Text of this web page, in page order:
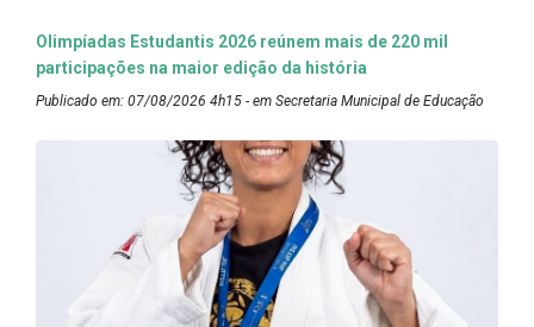
Olimpíadas Estudantis 2026 reúnem mais de 220 mil
participações na maior edição da história
Publicado em: 07/08/2026 4h15 - em Secretaria Municipal de Educação